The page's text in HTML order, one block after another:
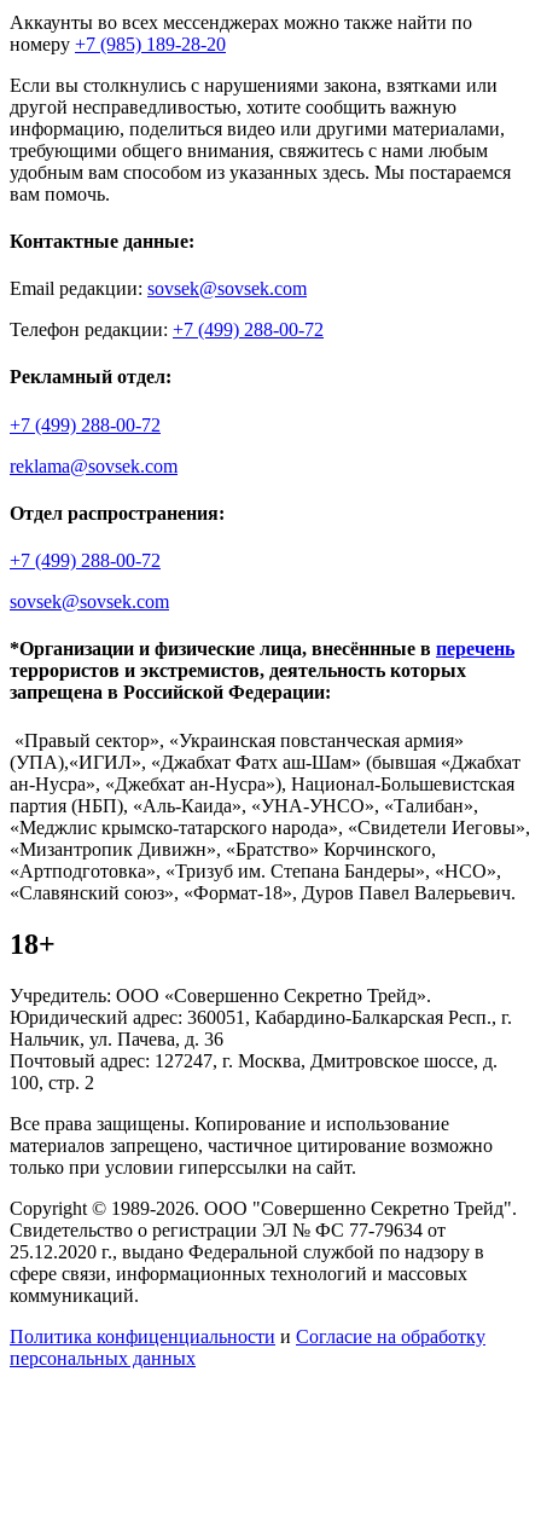
Аккаунты во всех мессенджерах можно также найти по
номеру +7 (985) 189-28-20
Если вы столкнулись с нарушениями закона, взятками или
другой несправедливостью, хотите сообщить важную
информацию, поделиться видео или другими материалами,
требующими общего внимания, свяжитесь с нами любым
удобным вам способом из указанных здесь. Мы постараемся
вам помочь.
Контактные данные:
Email редакции: sovsek@sovsek.com
Телефон редакции: +7 (499) 288-00-72
Рекламный отдел:
+7 (499) 288-00-72
reklama@sovsek.com
Отдел распространения:
+7 (499) 288-00-72
sovsek@sovsek.com
*Организации и физические лица, внесённные в перечень
террористов и экстремистов, деятельность которых
запрещена в Российской Федерации:
«Правый сектор», «Украинская повстанческая армия»
(УПА),«ИГИЛ», «Джабхат Фатх аш-Шам» (бывшая «Джабхат
ан-Нусра», «Джебхат ан-Нусра»), Национал-Большевистская
партия (НБП), «Аль-Каида», «УНА-УНСО», «Талибан»,
«Меджлис крымско-татарского народа», «Свидетели Иеговы»,
«Мизантропик Дивижн», «Братство» Корчинского,
«Артподготовка», «Тризуб им. Степана Бандеры», «НСО»,
«Славянский союз», «Формат-18», Дуров Павел Валерьевич.
18+
Учредитель: ООО «Совершенно Секретно Трейд».
Юридический адрес: 360051, Кабардино-Балкарская Респ., г.
Нальчик, ул. Пачева, д. 36
Почтовый адрес: 127247, г. Москва, Дмитровское шоссе, д.
100, стр. 2
Все права защищены. Копирование и использование
материалов запрещено, частичное цитирование возможно
только при условии гиперссылки на сайт.
Copyright © 1989-2026. ООО "Совершенно Секретно Трейд".
Свидетельство о регистрации ЭЛ № ФС 77-79634 от
25.12.2020 г., выдано Федеральной службой по надзору в
сфере связи, информационных технологий и массовых
коммуникаций.
Политика конфиценциальности и Согласие на обработку
персональных данных